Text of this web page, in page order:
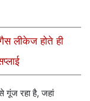
लीकेज होते ही
गूंज रहा है, जहां